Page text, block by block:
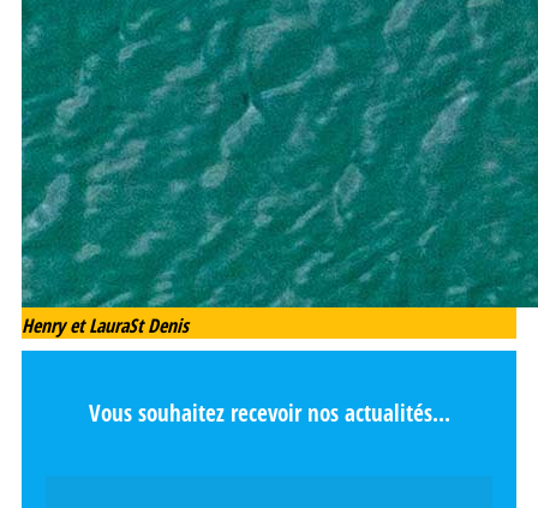
Henry et LauraSt Denis
Vous souhaitez recevoir nos actualités...